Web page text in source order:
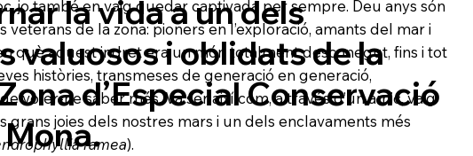
la vida a un dels
valuosos i oblidats de la
d’Especial Conservació
jo també en vaig quedar captivada per sempre. Deu anys són
de la zona: pioners en l’exploració, amants del mar i
què aquest indret era un món totalment desconegut, fins i tot
històries, transmeses de generació en generació,
voler-ne saber més. Va ser així com, a través d’un amic, vaig
grans joies dels nostres mars i un dels enclavaments més
ramea).